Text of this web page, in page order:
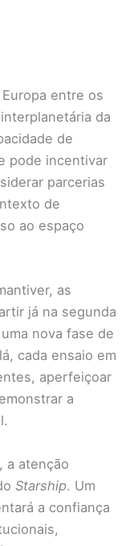
entre os
da
de
pode incentivar
parcerias
de
ao espaço
as
já na segunda
nova fase de
cada ensaio em
aperfeiçoar
a
a atenção
Starship. Um
a confiança